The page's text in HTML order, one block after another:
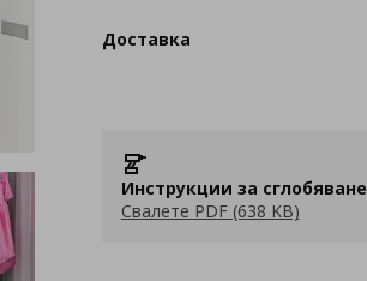
Доставка
Инструкции за сглобяване
Свалете PDF (638 KB)